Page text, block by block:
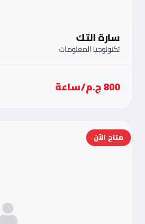
سارة التك
تكنولوجيا المعلومات
800 ج.م/ساعة
متاح الآن